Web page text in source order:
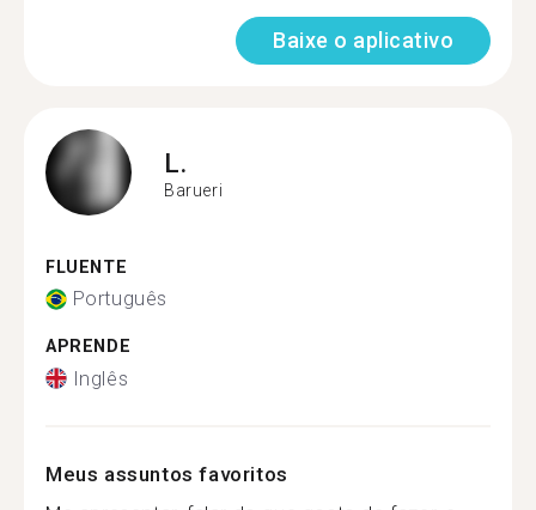
Baixe o aplicativo
L.
Barueri
FLUENTE
Português
APRENDE
Inglês
Meus assuntos favoritos